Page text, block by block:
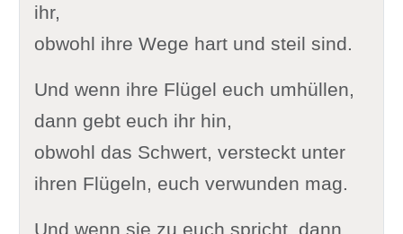
ihr,
obwohl ihre Wege hart und steil sind.
Und wenn ihre Flügel euch umhüllen,
dann gebt euch ihr hin,
obwohl das Schwert, versteckt unter
ihren Flügeln, euch verwunden mag.
Und wenn sie zu euch spricht, dann